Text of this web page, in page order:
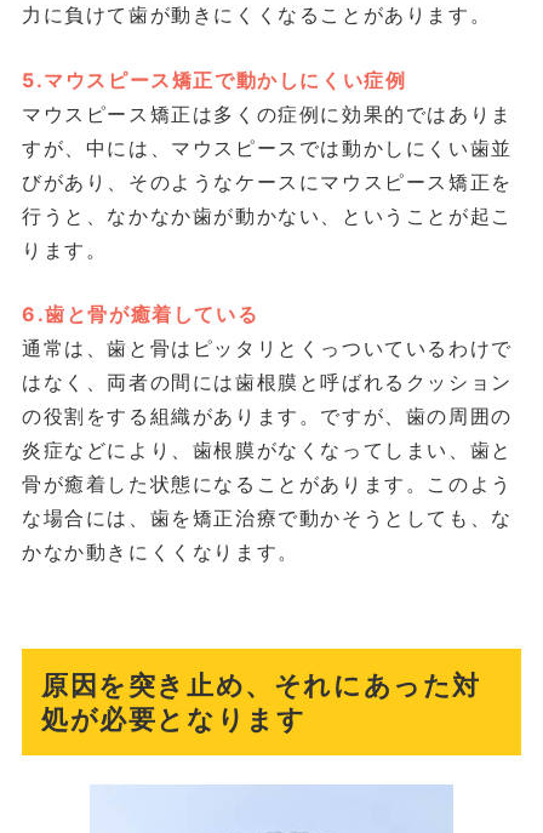
力に負けて歯が動きにくくなることがあります。
5.マウスピース矯正で動かしにくい症例
マウスピース矯正は多くの症例に効果的ではありま
すが、中には、マウスピースでは動かしにくい歯並
びがあり、そのようなケースにマウスピース矯正を
行うと、なかなか歯が動かない、ということが起こ
ります。
6.歯と骨が癒着している
通常は、歯と骨はピッタリとくっついているわけで
はなく、両者の間には歯根膜と呼ばれるクッション
の役割をする組織があります。ですが、歯の周囲の
炎症などにより、歯根膜がなくなってしまい、歯と
骨が癒着した状態になることがあります。このよう
な場合には、歯を矯正治療で動かそうとしても、な
かなか動きにくくなります。
原因を突き止め、それにあった対
処が必要となります